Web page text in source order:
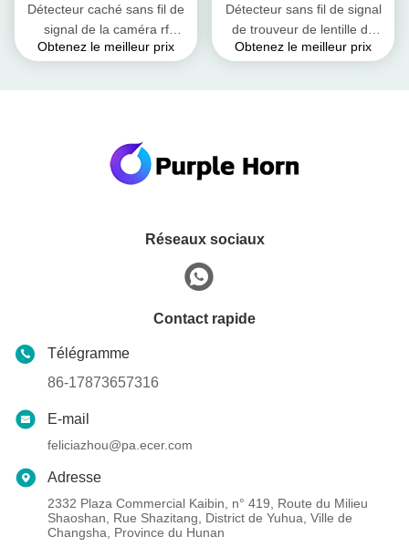
Détecteur caché sans fil de
signal de la caméra rf
d'autotest de puissance de
Obtenez le meilleur prix
Détecteur sans fil de signal
de trouveur de lentille de
détecteur de signal
Obtenez le meilleur prix
Réseaux sociaux
Contact rapide
Télégramme
86-17873657316
E-mail
feliciazhou@pa.ecer.com
Adresse
2332 Plaza Commercial Kaibin, n° 419, Route du Milieu
Shaoshan, Rue Shazitang, District de Yuhua, Ville de
Changsha, Province du Hunan